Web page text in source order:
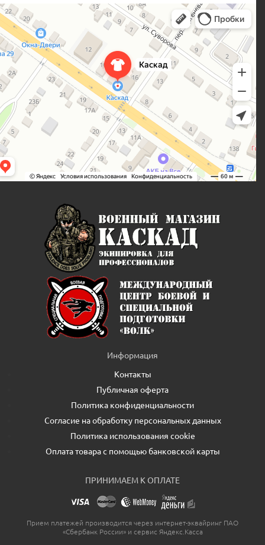
Информация
Контакты
Публичная оферта
Политика конфиденциальности
Согласие на обработку персональных данных
Политика использования cookie
Оплата товара с помощью банковской карты
ПРИНИМАЕМ К ОПЛАТЕ
Прием платежей производится через интернет-эквайринг ПАО
«Сбербанк России» и сервис Яндекс.Касса